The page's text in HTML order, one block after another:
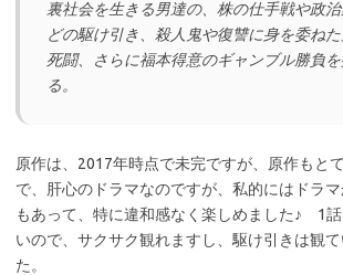
裏社会を生きる男達の、株の仕手戦や政
どの駆け引き、殺人鬼や復讐に身を委ね
死闘、さらに福本得意のギャンブル勝負
る。
原作は、2017年時点で未完ですが、原作もと
で、肝心のドラマなのですが、私的にはドラ
もあって、特に違和感なく楽しめました♪ 1
いので、サクサク観れますし、駆け引きは観
た。